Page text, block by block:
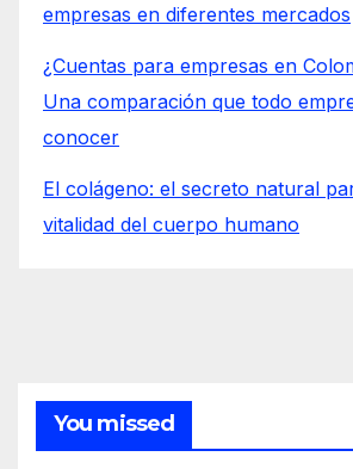
empresas en diferentes mercados
¿Cuentas para empresas en
Una comparación que todo
conocer
El colágeno: el secreto natural
vitalidad del cuerpo humano
You missed